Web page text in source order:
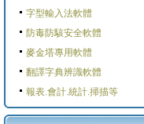
字型輸入法軟體
防毒防駭安全軟體
麥金塔專用軟體
翻譯字典辨識軟體
報表.會計.統計.掃描等